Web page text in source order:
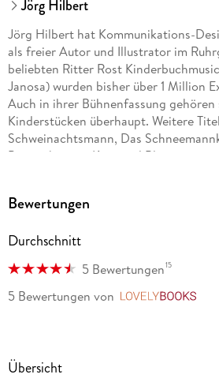
Jörg Hilbert
Jörg Hilbert hat Kommunikations-
als freier Autor und Illustrator im
beliebten Ritter Rost
Janosa) wurden bisher über 1 Million
Auch in ihrer Bühnenfassung
Kinderstücken überhaupt. Weitere
Schweinachtsmann, Das
Pappenheimer, Karo und Blaumann
Ringelnatz verwandt.
Felix Janosa komponiert bereits seit
Musiklehrer in die Schule, sondern
Pianist, Produzent und Buchautor.
produzierte andere Blues-, Rock- und
Bewertungen
Durchschnitt
5 Bewertungen15
5 Bewertungen von
Übersicht